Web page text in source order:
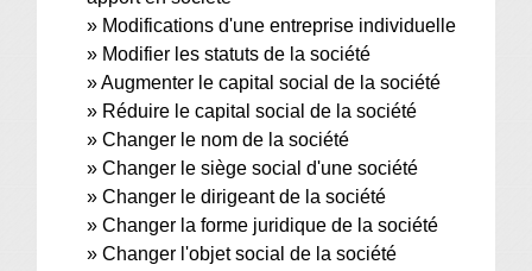
Modifications d'une entreprise individuelle
Modifier les statuts de la société
Augmenter le capital social de la société
Réduire le capital social de la société
Changer le nom de la société
Changer le siège social d'une société
Changer le dirigeant de la société
Changer la forme juridique de la société
Changer l'objet social de la société